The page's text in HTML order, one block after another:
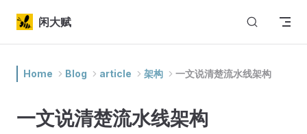
Skip to content
闲大赋
Home Blog article 架构 一文说清楚流水线架构
一文说清楚流水线架构